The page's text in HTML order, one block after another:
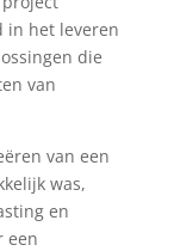
in het leveren
die
van
van een
was,
en
een